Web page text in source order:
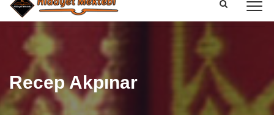
Recep Akpınar